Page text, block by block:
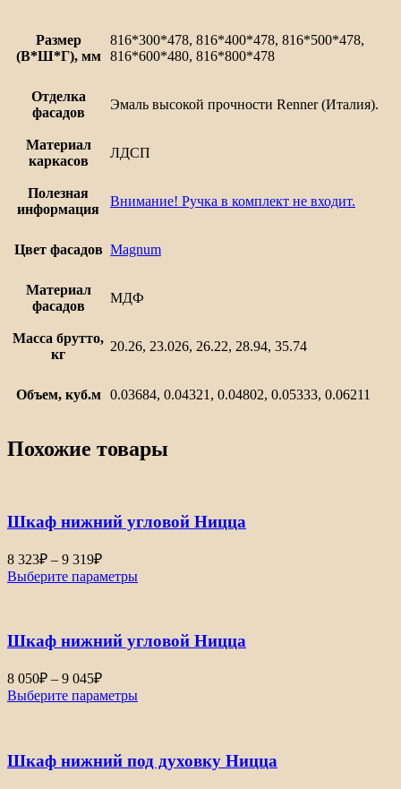
Размер
(В*Ш*Г), мм
816*300*478, 816*400*478, 816*500*478,
816*600*480, 816*800*478
Отделка
фасадов
Эмаль высокой прочности Renner (Италия).
Материал
каркасов
ЛДСП
Полезная
информация
Внимание! Ручка в комплект не входит.
Цвет фасадов Magnum
Материал
фасадов
МДФ
Масса брутто,
кг
20.26, 23.026, 26.22, 28.94, 35.74
Объем, куб.м 0.03684, 0.04321, 0.04802, 0.05333, 0.06211
Похожие товары
Шкаф нижний угловой Ницца
8 323₽ – 9 319₽Диапазон
цен:
8
9
Выберите параметры
Шкаф нижний угловой Ницца
8 050₽ – 9 045₽Диапазон
цен:
8
9
Выберите параметры
Шкаф нижний под духовку Ницца